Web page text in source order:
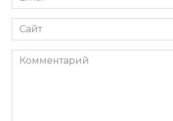
*
Сайт
Комментарий